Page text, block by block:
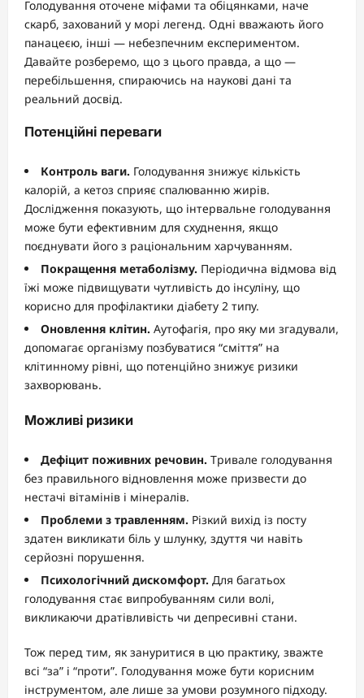
Голодування оточене міфами та обіцянками, наче
скарб, захований у морі легенд. Одні вважають його
панацеєю, інші — небезпечним експериментом.
Давайте розберемо, що з цього правда, а що —
перебільшення, спираючись на наукові дані та
реальний досвід.
Потенційні переваги
Контроль ваги. Голодування знижує кількість
калорій, а кетоз сприяє спалюванню жирів.
Дослідження показують, що інтервальне голодування
може бути ефективним для схуднення, якщо
поєднувати його з раціональним харчуванням.
Покращення метаболізму. Періодична відмова від
їжі може підвищувати чутливість до інсуліну, що
корисно для профілактики діабету 2 типу.
Оновлення клітин. Аутофагія, про яку ми згадували,
допомагає організму позбуватися “сміття” на
клітинному рівні, що потенційно знижує ризики
захворювань.
Можливі ризики
Дефіцит поживних речовин. Тривале голодування
без правильного відновлення може призвести до
нестачі вітамінів і мінералів.
Проблеми з травленням. Різкий вихід із посту
здатен викликати біль у шлунку, здуття чи навіть
серйозні порушення.
Психологічний дискомфорт. Для багатьох
голодування стає випробуванням сили волі,
викликаючи дратівливість чи депресивні стани.
Тож перед тим, як зануритися в цю практику, зважте
всі “за” і “проти”. Голодування може бути корисним
інструментом, але лише за умови розумного підходу.